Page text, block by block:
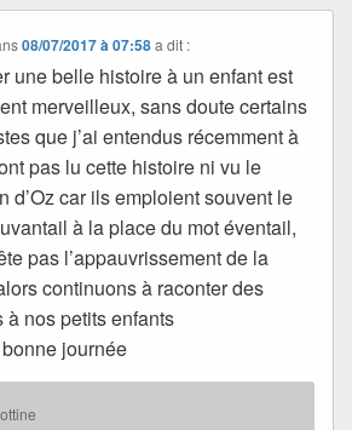
08/07/2017 à 07:58 a dit :
une belle histoire à un enfant est
merveilleux, sans doute certains
que j’ai entendus récemment à
pas lu cette histoire ni vu le
d’Oz car ils emploient souvent le
à la place du mot éventail,
pas l’appauvrissement de la
continuons à raconter des
à nos petits enfants
journée